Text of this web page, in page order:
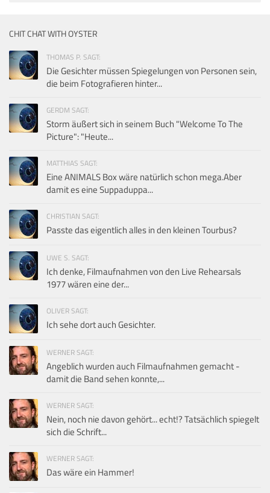
CHIT CHAT WITH OYSTER
THOMAS P. SAGT:
Die Gesichter müssen Spiegelungen von Personen sein,
die beim Fotografieren hinter...
GERDM SAGT:
Storm äußert sich in seinem Buch "Welcome To The
Picture": "Heute...
MATTHIAS SAGT:
Eine ANIMALS Box wäre natürlich schon mega.Aber
damit es eine Suppaduppa...
CHRISTIAN SAGT:
Passte das eigentlich alles in den kleinen Tourbus?
UWE S. SAGT:
Ich denke, Filmaufnahmen von den Live Rehearsals
1977 wären eine der...
OLIVER SAGT:
Ich sehe dort auch Gesichter.
WERNER SAGT:
Angeblich wurden auch Filmaufnahmen gemacht -
damit die Band sehen konnte,...
WERNER SAGT:
Nein, noch nie davon gehört... echt!? Tatsächlich spiegelt
sich die Schrift...
WERNER SAGT:
Das wäre ein Hammer!